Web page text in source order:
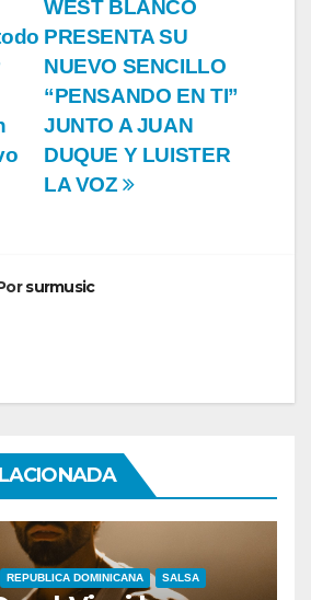
WEST BLANCO
PRESENTA SU
NUEVO SENCILLO
“PENSANDO EN TI”
JUNTO A JUAN
DUQUE Y LUISTER
LA VOZ
surmusic
REPUBLICA DOMINICANA SALSA